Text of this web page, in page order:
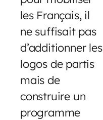
les Français, il
ne suffisait pas
d’additionner les
logos de partis
mais de
construire un
programme